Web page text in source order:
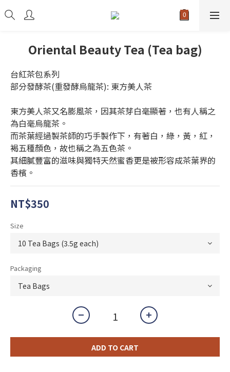
Oriental Beauty Tea (Tea bag)
台紅茶包系列
部分發酵茶(重發酵烏龍茶): 東方美人茶
東方美人茶又名膨風茶，因其茶芽白毫顯著，也有人稱之
為白毫烏龍茶。
而茶葉經過製茶師的巧手製作下，有著白，綠，黃，紅，
褐五種顏色，故也稱之為五色茶。
其細膩豐富的滋味與獨特天然蜜香更是被形容成茶葉界的
香檳。
NT$350
Size
Packaging
ADD TO CART